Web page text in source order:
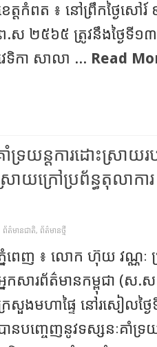
េត្តកំពត ៖ នៅព្រឹកថ្ងៃសៅរ៍
.ស ២៥៦៥ ត្រូវនឹងថ្ងៃទី១៣
េទិកា សាលា ... Read
រយន្តការដោះស្រាយ
ាយក្រៅប្រព័ន្ធតុលាកា
ព័ត៌មានជាតិ, ព័ត៌មានថ្មី
នំពេញ ៖ លោក ហ៊ុយ វណ្ណៈ
នកសារព័ត៌មានកម្ពុជា (ស.
រសួងមហាផ្ទៃ នៅរសៀលថ្ងៃ
ានបញ្ចេញនូវទស្សនៈគាំទ្រ